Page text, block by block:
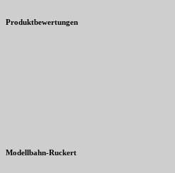
Produktbewertungen
Modellbahn-Ruckert